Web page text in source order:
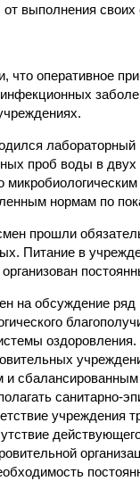
выполнения
что оперативное
лабораторный
проб воды в
нормам по
прошли
Питание в
на обсуждение
оздоровления.
санитарно-
учреждения